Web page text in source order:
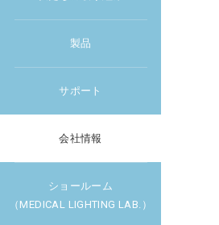
製品
サポート
会社情報
ショールーム
（MEDICAL LIGHTING LAB.）